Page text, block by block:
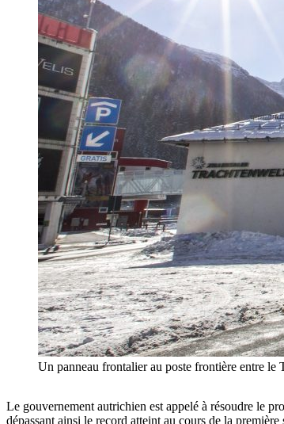
Un panneau frontalier au poste frontière entre
Le gouvernement autrichien est appelé à résoudre le
dépassant ainsi le record atteint au cours de la première